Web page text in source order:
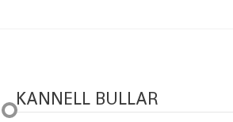
KANNELL BULLAR